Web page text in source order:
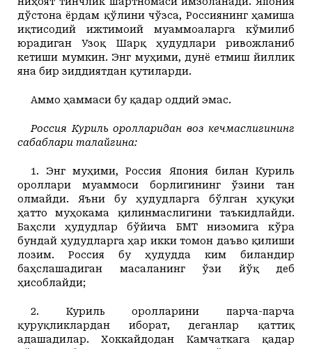
дўстона ёрдам қўлини чўзса, Россиянинг ҳамиша
иқтисодий ижтимоий муаммоаларга кўмилиб
юрадиган Узоқ Шарқ ҳудудлари ривожланиб
кетиши мумкин. Энг муҳими, дунё етмиш йиллик
яна бир зиддиятдан қутиларди.
Аммо ҳаммаси бу қадар оддий эмас.
Россия Куриль оролларидан воз кечмаслигининг
сабаблари талайгина:
1. Энг муҳими, Россия Япония билан Куриль
ороллари муаммоси борлигининг ўзини тан
олмайди. Яъни бу ҳудудларга бўлган ҳуқуқи
ҳатто муҳокама қилинмаслигини таъкидлайди.
Баҳсли ҳудудлар бўйича БМТ низомига кўра
бундай ҳудудларга ҳар икки томон даъво қилиши
лозим. Россия бу ҳудудда ким биландир
баҳслашадиган масаланинг ўзи йўқ деб
ҳисоблайди;
2. Куриль оролларини парча-парча
қуруқликлардан иборат, деганлар қаттиқ
адашадилар. Хоккайдодан Камчаткага қадар